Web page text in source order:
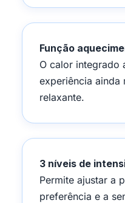
Função
O calor integrado
experiência ainda
relaxante.
3 níveis de
Permite ajustar a
preferência e a